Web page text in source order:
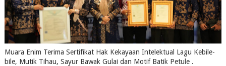
Muara Enim Terima Sertifikat Hak Kekayaan Intelektual Lagu Kebile-
bile, Mutik Tihau, Sayur Bawak Gulai dan Motif Batik Petule .